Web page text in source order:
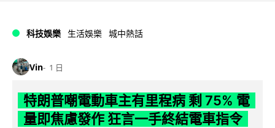
科技娛樂 生活娛樂 城中熱話
Vin 1 日
特朗普嘲電動車主有里程病 剩 75% 電
量即焦慮發作 狂言一手終結電車指令